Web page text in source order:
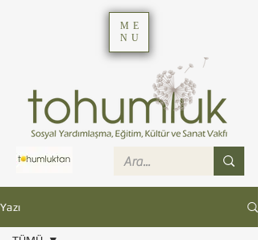
ME
NU
Yazı